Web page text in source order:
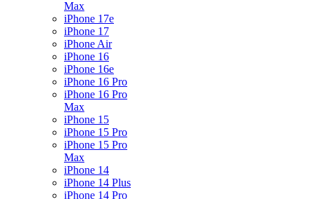
Max
iPhone 17e
iPhone 17
iPhone Air
iPhone 16
iPhone 16e
iPhone 16 Pro
iPhone 16 Pro
Max
iPhone 15
iPhone 15 Pro
iPhone 15 Pro
Max
iPhone 14
iPhone 14 Plus
iPhone 14 Pro